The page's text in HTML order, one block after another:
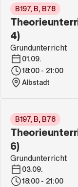
B197, B, B78
4)
Grundunterricht
01.09.
18:00 - 21:00
Albstadt
B197, B, B78
6)
Grundunterricht
03.09.
18:00 - 21:00